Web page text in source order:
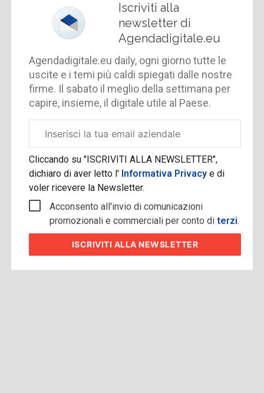
Iscriviti alla
newsletter di
Agendadigitale.eu
Agendadigitale.eu daily, ogni giorno tutte le
uscite e i temi più caldi spiegati dalle nostre
firme. Il sabato il meglio della settimana per
capire, insieme, il digitale utile al Paese.
aziendale
Cliccando su "ISCRIVITI ALLA NEWSLETTER",
dichiaro di aver letto l' Informativa Privacye di
voler ricevere la Newsletter.
Acconsento all'invio di comunicazioni
promozionali e commerciali per conto diterzi.
ISCRIVITI ALLA NEWSLETTER